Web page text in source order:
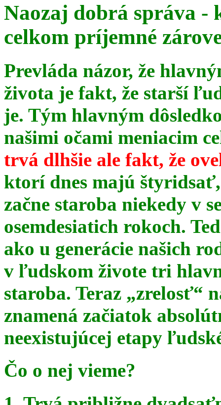
Naozaj dobrá správa -
celkom príjemné
Prevláda názor, že
života je fakt, že starší
je. Tým hlavným
našimi očami meniacim
trvá dlhšie ale fakt, že
ktorí dnes majú
začne staroba niekedy v
osemdesiatich rokoch.
ako u generácie našich
v ľudskom živote tri
staroba. Teraz „zrelosť“
znamená začiatok
neexistujúcej etapy
Čo o nej vieme?